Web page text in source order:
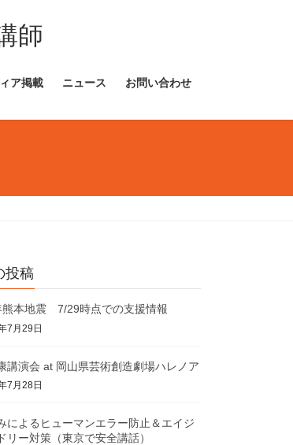
師
ア掲載 ニュース お問い合わせ
投稿
熊本地震 7/29時点での支援情報
7月29日
講演会 at 岡山県芸術創造劇場ハレノア
7月28日
によるヒューマンエラー防止＆エイジ
リー対策（東京で安全講話）